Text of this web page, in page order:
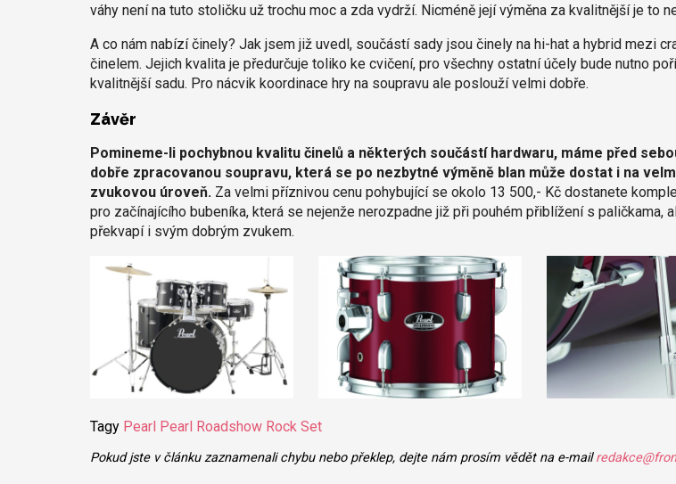
váhy není na tuto stoličku už trochu moc a zda vydrží. Nicméně její výměna za kvalitnější je to
A co nám nabízí činely? Jak jsem již uvedl, součástí sady jsou činely na hi-hat a hybrid mezi
činelem. Jejich kvalita je předurčuje toliko ke cvičení, pro všechny ostatní účely bude nutno
kvalitnější sadu. Pro nácvik koordinace hry na soupravu ale poslouží velmi dobře.
Závěr
Pomineme-li pochybnou kvalitu činelů a některých součástí hardwaru, máme před
dobře zpracovanou soupravu, která se po nezbytné výměně blan může dostat i na
zvukovou úroveň.Za velmi příznivou cenu pohybující se okolo 13 500,- Kč dostanete
pro začínajícího bubeníka, která se nejenže nerozpadne již při pouhém přiblížení s paličkama,
překvapí i svým dobrým zvukem.
Tagy Pearl Pearl Roadshow Rock Set
Pokud jste v článku zaznamenali chybu nebo překlep, dejte nám prosím vědět na e-mail